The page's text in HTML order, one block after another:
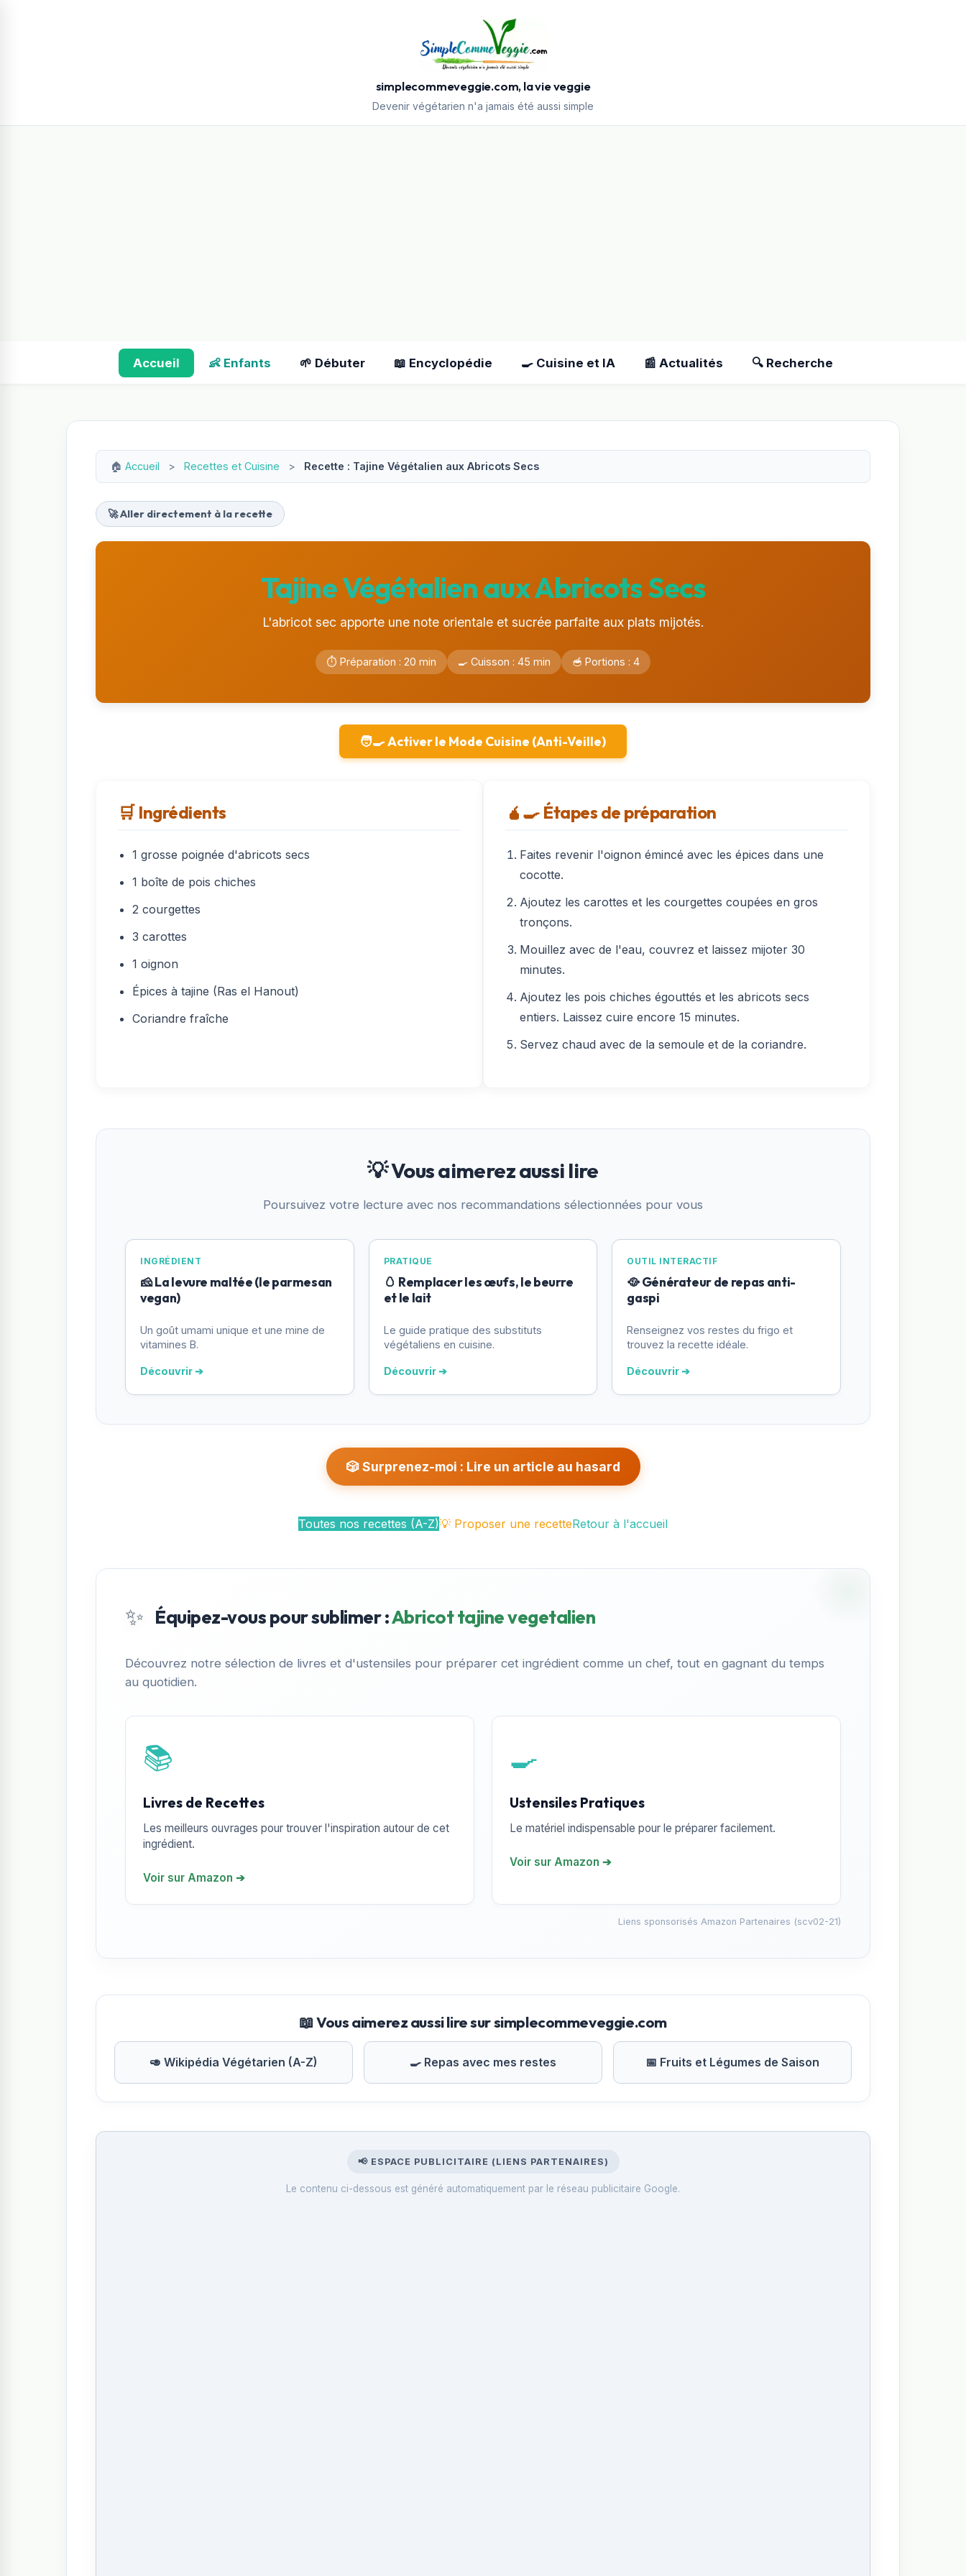
simplecommeveggie.com, la vie veggie
Devenir végétarien n'a jamais été aussi simple
Accueil 👶 Enfants 🌱 Débuter 📖 Encyclopédie 🍳 Cuisine et IA 📰 Actualités 🔍 Recherche
🏠 Accueil > Recettes et Cuisine > Recette : Tajine Végétalien aux Abricots Secs
🚀 Aller directement à la recette
Tajine Végétalien aux Abricots Secs
L'abricot sec apporte une note orientale et sucrée parfaite aux plats mijotés.
⏱️ Préparation : 20 min 🍳 Cuisson : 45 min 🥣 Portions : 4
🧑‍🍳 Activer le Mode Cuisine (Anti-Veille)
🛒 Ingrédients
1 grosse poignée d'abricots secs
1 boîte de pois chiches
2 courgettes
3 carottes
1 oignon
Épices à tajine (Ras el Hanout)
Coriandre fraîche
🧉‍🍳 Étapes de préparation
Faites revenir l'oignon émincé avec les épices dans une
cocotte.
Ajoutez les carottes et les courgettes coupées en gros
tronçons.
Mouillez avec de l'eau, couvrez et laissez mijoter 30
minutes.
Ajoutez les pois chiches égouttés et les abricots secs
entiers. Laissez cuire encore 15 minutes.
Servez chaud avec de la semoule et de la coriandre.
💡 Vous aimerez aussi lire
Poursuivez votre lecture avec nos recommandations sélectionnées pour vous
INGRÉDIENT
🧀 La levure maltée (le parmesan
vegan)
Un goût umami unique et une mine de
vitamines B.
Découvrir ➔
PRATIQUE
🥚 Remplacer les œufs, le beurre
et le lait
Le guide pratique des substituts
végétaliens en cuisine.
Découvrir ➔
OUTIL INTERACTIF
🥘 Générateur de repas anti-
gaspi
Renseignez vos restes du frigo et
trouvez la recette idéale.
Découvrir ➔
🎲 Surprenez-moi : Lire un article au hasard
Toutes nos recettes (A-Z)💡 Proposer une recetteRetour à l'accueil
✨ Équipez-vous pour sublimer :Abricot tajine vegetalien
Découvrez notre sélection de livres et d'ustensiles pour préparer cet ingrédient comme un chef, tout en gagnant du temps
au quotidien.
📚
Livres de Recettes
Les meilleurs ouvrages pour trouver l'inspiration autour de cet
ingrédient.
Voir sur Amazon ➔
🍳
Ustensiles Pratiques
Le matériel indispensable pour le préparer facilement.
Voir sur Amazon ➔
Liens sponsorisés Amazon Partenaires (scv02-21)
📖 Vous aimerez aussi lire sur simplecommeveggie.com
🥑 Wikipédia Végétarien (A-Z) 🍳 Repas avec mes restes 📅 Fruits et Légumes de Saison
📢 ESPACE PUBLICITAIRE (LIENS PARTENAIRES)
Le contenu ci-dessous est généré automatiquement par le réseau publicitaire Google.